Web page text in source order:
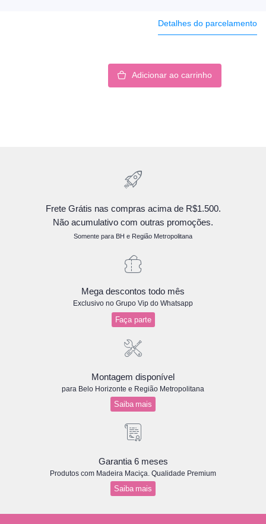
Detalhes do parcelamento
Adicionar ao carrinho
Frete Grátis nas compras acima de R$1.500.
Não acumulativo com outras promoções.
Somente para BH e Região Metropolitana
Mega descontos todo mês
Exclusivo no Grupo Vip do Whatsapp
Faça parte
Montagem disponível
para Belo Horizonte e Região Metropolitana
Saiba mais
Garantia 6 meses
Produtos com Madeira Maciça. Qualidade Premium
Saiba mais